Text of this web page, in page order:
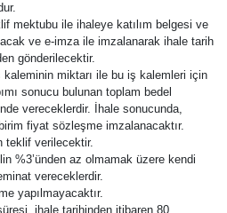
mektubu ile ihaleye katılım belgesi ve
ve e-imza ile imzalanarak ihale tarih
gönderilecektir.
miktarı ile bu iş kalemleri için
sonucu bulunan toplam bedel
vereceklerdir. İhale sonucunda,
fiyat sözleşme imzalanacaktır.
teklif verilecektir.
%3’ünden az olmamak üzere kendi
vereceklerdir.
yapılmayacaktır.
ihale tarihinden itibaren 80